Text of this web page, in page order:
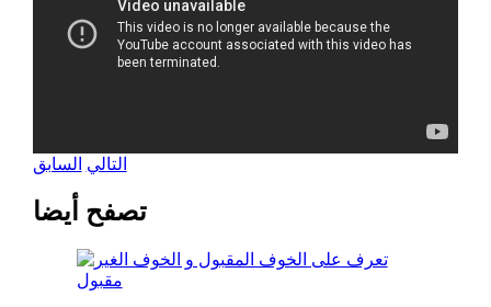
التالي السابق
تصفح أيضا